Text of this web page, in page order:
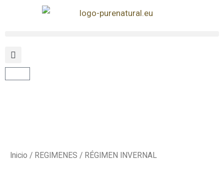
Inicio / REGIMENES / RÉGIMEN INVERNAL